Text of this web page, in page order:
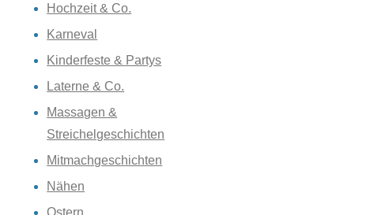
Hochzeit & Co.
Karneval
Kinderfeste & Partys
Laterne & Co.
Massagen &
Streichelgeschichten
Mitmachgeschichten
Nähen
Ostern